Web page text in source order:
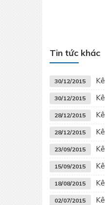
Tin tức khác
30/12/2015
30/12/2015
28/12/2015
28/12/2015
23/09/2015
15/09/2015
18/08/2015
02/07/2015